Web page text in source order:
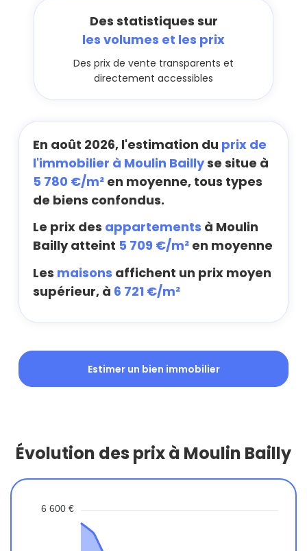
Des statistiques sur
les volumes et les prix
Des prix de vente transparents et
directement accessibles
En août 2026, l'estimation du prix de
l'immobilier à Moulin Baillyse situe à
5 780 €/m² en moyenne, tous types
de biens confondus.
Le prix des appartements à Moulin
Bailly atteint 5 709 €/m² en moyenne
Les maisons affichent un prix moyen
supérieur, à 6 721 €/m²
Estimer un bien immobilier
Évolution des prix à Moulin Bailly
6 600 €